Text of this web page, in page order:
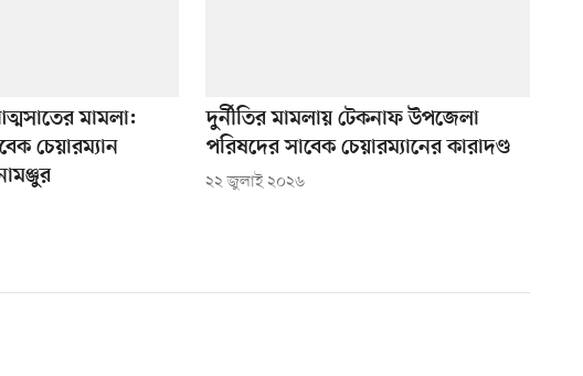
মামলা:
চেয়ারম্যান
দুর্নীতির মামলায় টেকনাফ উপজেলা
পরিষদের সাবেক চেয়ারম্যানের কারাদণ্ড
২২ জুলাই ২০২৬